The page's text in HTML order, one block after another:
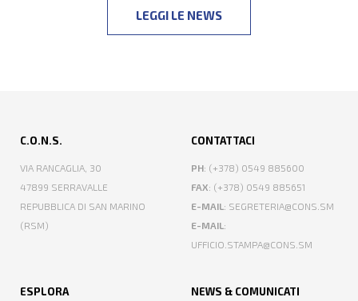
LEGGI LE NEWS
C.O.N.S.
VIA RANCAGLIA, 30
47899 SERRAVALLE
REPUBBLICA DI SAN MARINO
(RSM)
CONTATTACI
PH: (+378) 0549 885600
FAX: (+378) 0549 885651
E-MAIL : SEGRETERIA@CONS.SM
E-MAIL :
UFFICIO.STAMPA@CONS.SM
ESPLORA NEWS & COMUNICATI